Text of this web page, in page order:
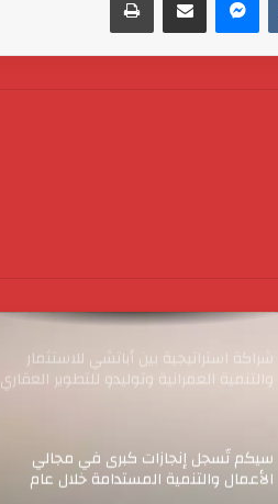
د. خالد قبيصي .. تعليمات حاسمة لمديري
سيكم تُسجل إنجازات كبرى في مجالي
الأعمال والتنمية المستدامة خلال عام
دكتور علي ابو دشيش :سيناء في عيد
تحريرها.. سجل الخلود وبوابة الحضارة عبر